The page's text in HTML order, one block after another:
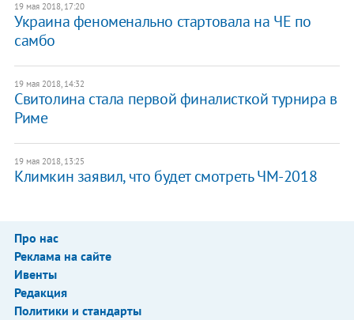
19 мая 2018, 17:20
Украина феноменально стартовала на ЧЕ по
самбо
19 мая 2018, 14:32
Свитолина стала первой финалисткой турнира в
Риме
19 мая 2018, 13:25
Климкин заявил, что будет смотреть ЧМ-2018
Про нас
Реклама на сайте
Ивенты
Редакция
Политики и стандарты